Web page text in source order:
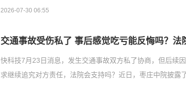
2026-07-30 06:55
交通事故受伤私了 事后感觉吃亏能反悔吗？法
快科技7月23日消息，发生交通事故双方私了协商，但后续
求继续追究对方责任，法院会支持吗？近日，枣庄中院披露